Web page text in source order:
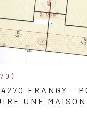
FRANGY -
UNE